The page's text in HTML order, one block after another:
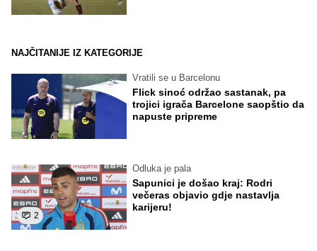
NAJČITANIJE IZ KATEGORIJE
Vratili se u Barcelonu
Flick sinoć održao sastanak, pa
trojici igrača Barcelone saopštio da
napuste pripreme
2
Odluka je pala
Sapunici je došao kraj: Rodri
večeras objavio gdje nastavlja
karijeru!